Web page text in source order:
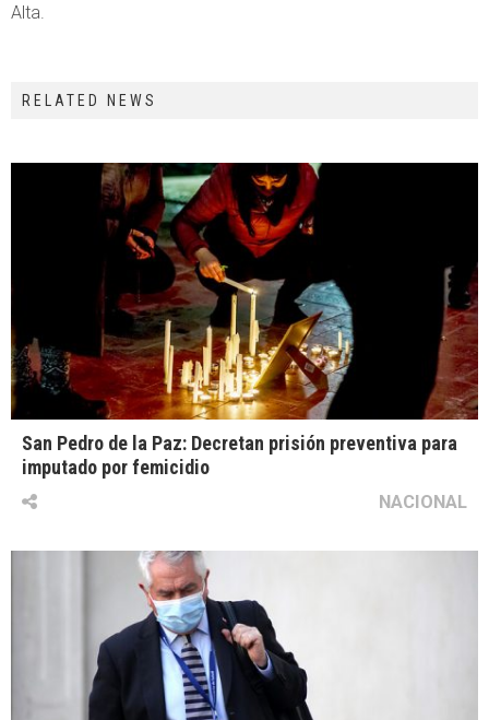
Alta.
RELATED NEWS
San Pedro de la Paz: Decretan prisión preventiva para
imputado por femicidio
NACIONAL